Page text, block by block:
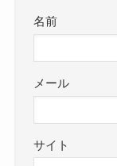
名前
メール
サイト